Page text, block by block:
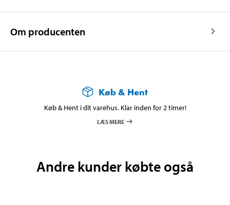
Om producenten
Køb & Hent
Køb & Hent i dit varehus. Klar inden for 2 timer!
LÆS MERE
Andre kunder købte også